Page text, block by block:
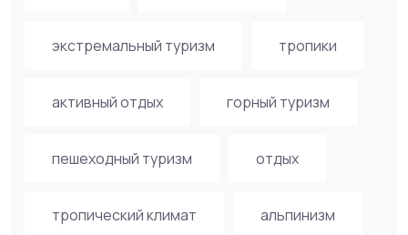
экстремальный туризм тропики
активный отдых горный туризм
пешеходный туризм отдых
тропический климат альпинизм